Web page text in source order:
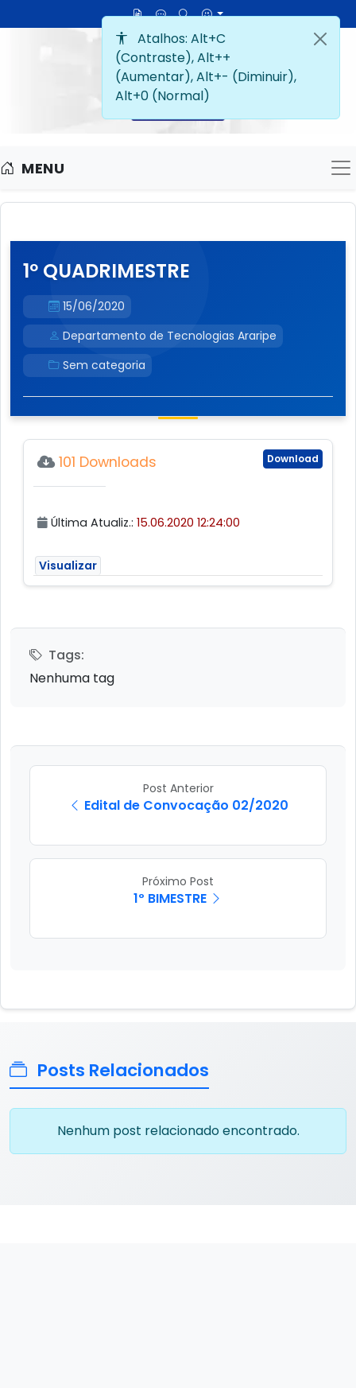
MENU
1º QUADRIMESTRE
15/06/2020
Departamento de Tecnologias Araripe
Sem categoria
Download
101 Downloads
Última Atualiz.: 15.06.2020 12:24:00
Visualizar
Tags:
Nenhuma tag
Post Anterior
Edital de Convocação 02/2020
Próximo Post
1º BIMESTRE
Posts Relacionados
Nenhum post relacionado encontrado.